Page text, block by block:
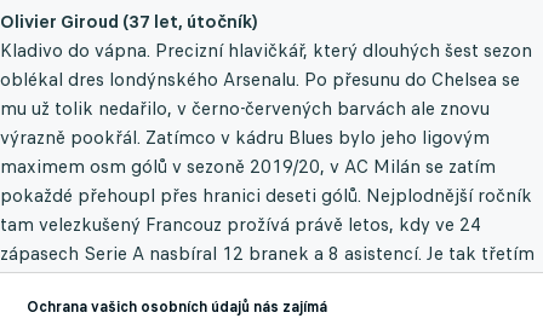
Olivier Giroud (37 let, útočník)
Kladivo do vápna. Precizní hlavičkář, který dlouhých šest sezon
oblékal dres londýnského Arsenalu. Po přesunu do Chelsea se
mu už tolik nedařilo, v černo-červených barvách ale znovu
výrazně pookřál. Zatímco v kádru Blues bylo jeho ligovým
maximem osm gólů v sezoně 2019/20, v AC Milán se zatím
pokaždé přehoupl přes hranici deseti gólů. Nejplodnější ročník
tam velezkušený Francouz prožívá právě letos, kdy ve 24
zápasech Serie A nasbíral 12 branek a 8 asistencí. Je tak třetím
soutěže, v Evropě to ale zatím příliš nerozbalil. V základní
Ochrana vašich osobních údajů nás zajímá